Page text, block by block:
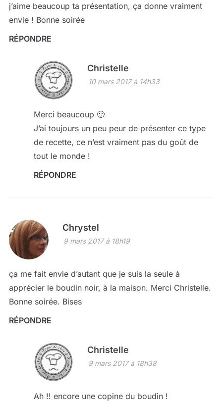
j’aime beaucoup ta présentation, ça donne vraiment
envie ! Bonne soirée
RÉPONDRE
Christelle
10 mars 2017 à 14h33
Merci beaucoup 🙂
J’ai toujours un peu peur de présenter ce type
de recette, ce n’est vraiment pas du goût de
tout le monde !
RÉPONDRE
Chrystel
9 mars 2017 à 18h19
ça me fait envie d’autant que je suis la seule à
apprécier le boudin noir, à la maison. Merci Christelle.
Bonne soirée. Bises
RÉPONDRE
Christelle
9 mars 2017 à 18h38
Ah !! encore une copine du boudin !